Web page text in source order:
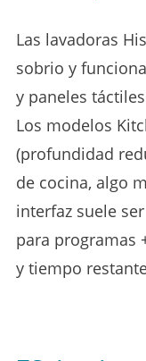
Las lavadoras
sobrio y
y paneles
Los modelos
(profundidad
de cocina, algo
interfaz suele
para programas
y tiempo